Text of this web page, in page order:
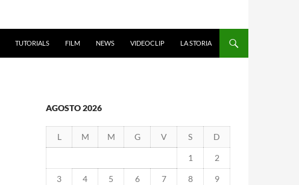
TUTORIALS FILM NEWS VIDEOCLIP LA STORIA
AGOSTO 2026
L M M G V S D
1 2
3 4 5 6 7 8 9